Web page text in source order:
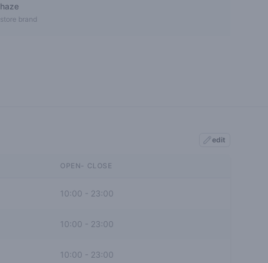
haze
store brand
edit
OPEN- CLOSE
10:00 - 23:00
10:00 23:00
10:00 - 23:00